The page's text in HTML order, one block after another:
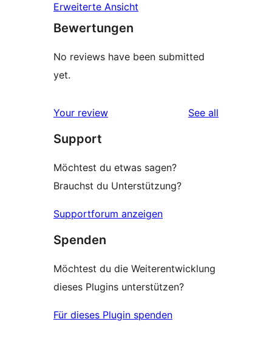
Erweiterte Ansicht
Bewertungen
No reviews have been submitted
yet.
Your review See all
Support
Möchtest du etwas sagen?
Brauchst du Unterstützung?
Supportforum anzeigen
Spenden
Möchtest du die Weiterentwicklung
dieses Plugins unterstützen?
Für dieses Plugin spenden